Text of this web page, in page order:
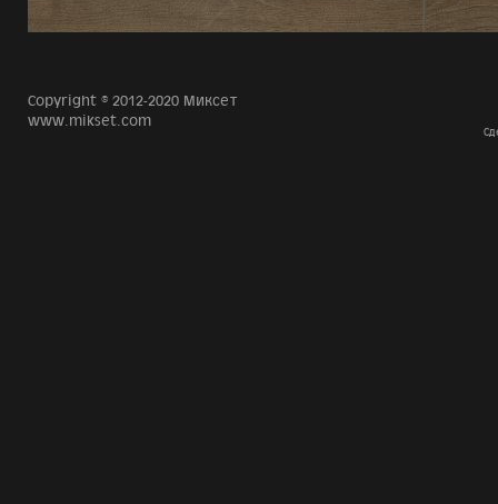
Copyright © 2012-2020 Миксет
www.mikset.com